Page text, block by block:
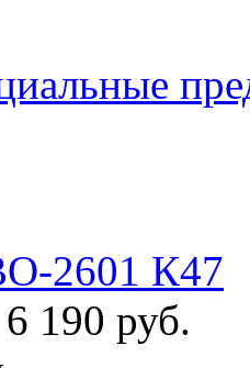
2601 К47
6 190 руб.